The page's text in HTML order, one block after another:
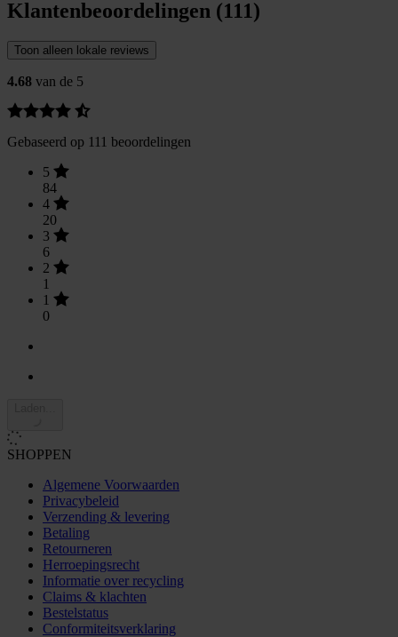
Klantenbeoordelingen (111)
Toon alleen lokale reviews
4.68 van de 5
Gebaseerd op 111 beoordelingen
5
84
4
20
3
6
2
1
1
0
SHOPPEN
Algemene Voorwaarden
Privacybeleid
Verzending & levering
Betaling
Retourneren
Herroepingsrecht
Informatie over recycling
Claims & klachten
Bestelstatus
Conformiteitsverklaring